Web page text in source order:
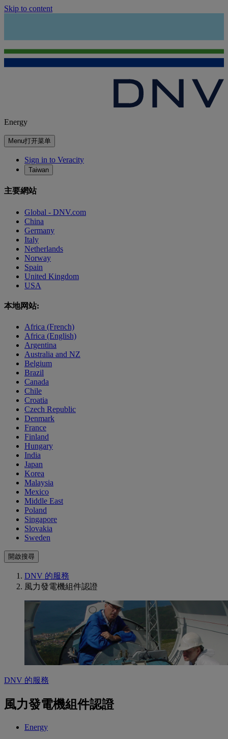
Skip to content
Energy
Menu打开菜单
Sign in to Veracity
Taiwan
主要網站
Global - DNV.com
China
Germany
Italy
Netherlands
Norway
Spain
United Kingdom
USA
本地网站:
Africa (French)
Africa (English)
Argentina
Australia and NZ
Belgium
Brazil
Canada
Chile
Croatia
Czech Republic
Denmark
France
Finland
Hungary
India
Japan
Korea
Malaysia
Mexico
Middle East
Poland
Singapore
Slovakia
Sweden
開啟搜尋
DNV 的服務
風力發電機組件認證
DNV 的服務
風力發電機組件認證
Energy